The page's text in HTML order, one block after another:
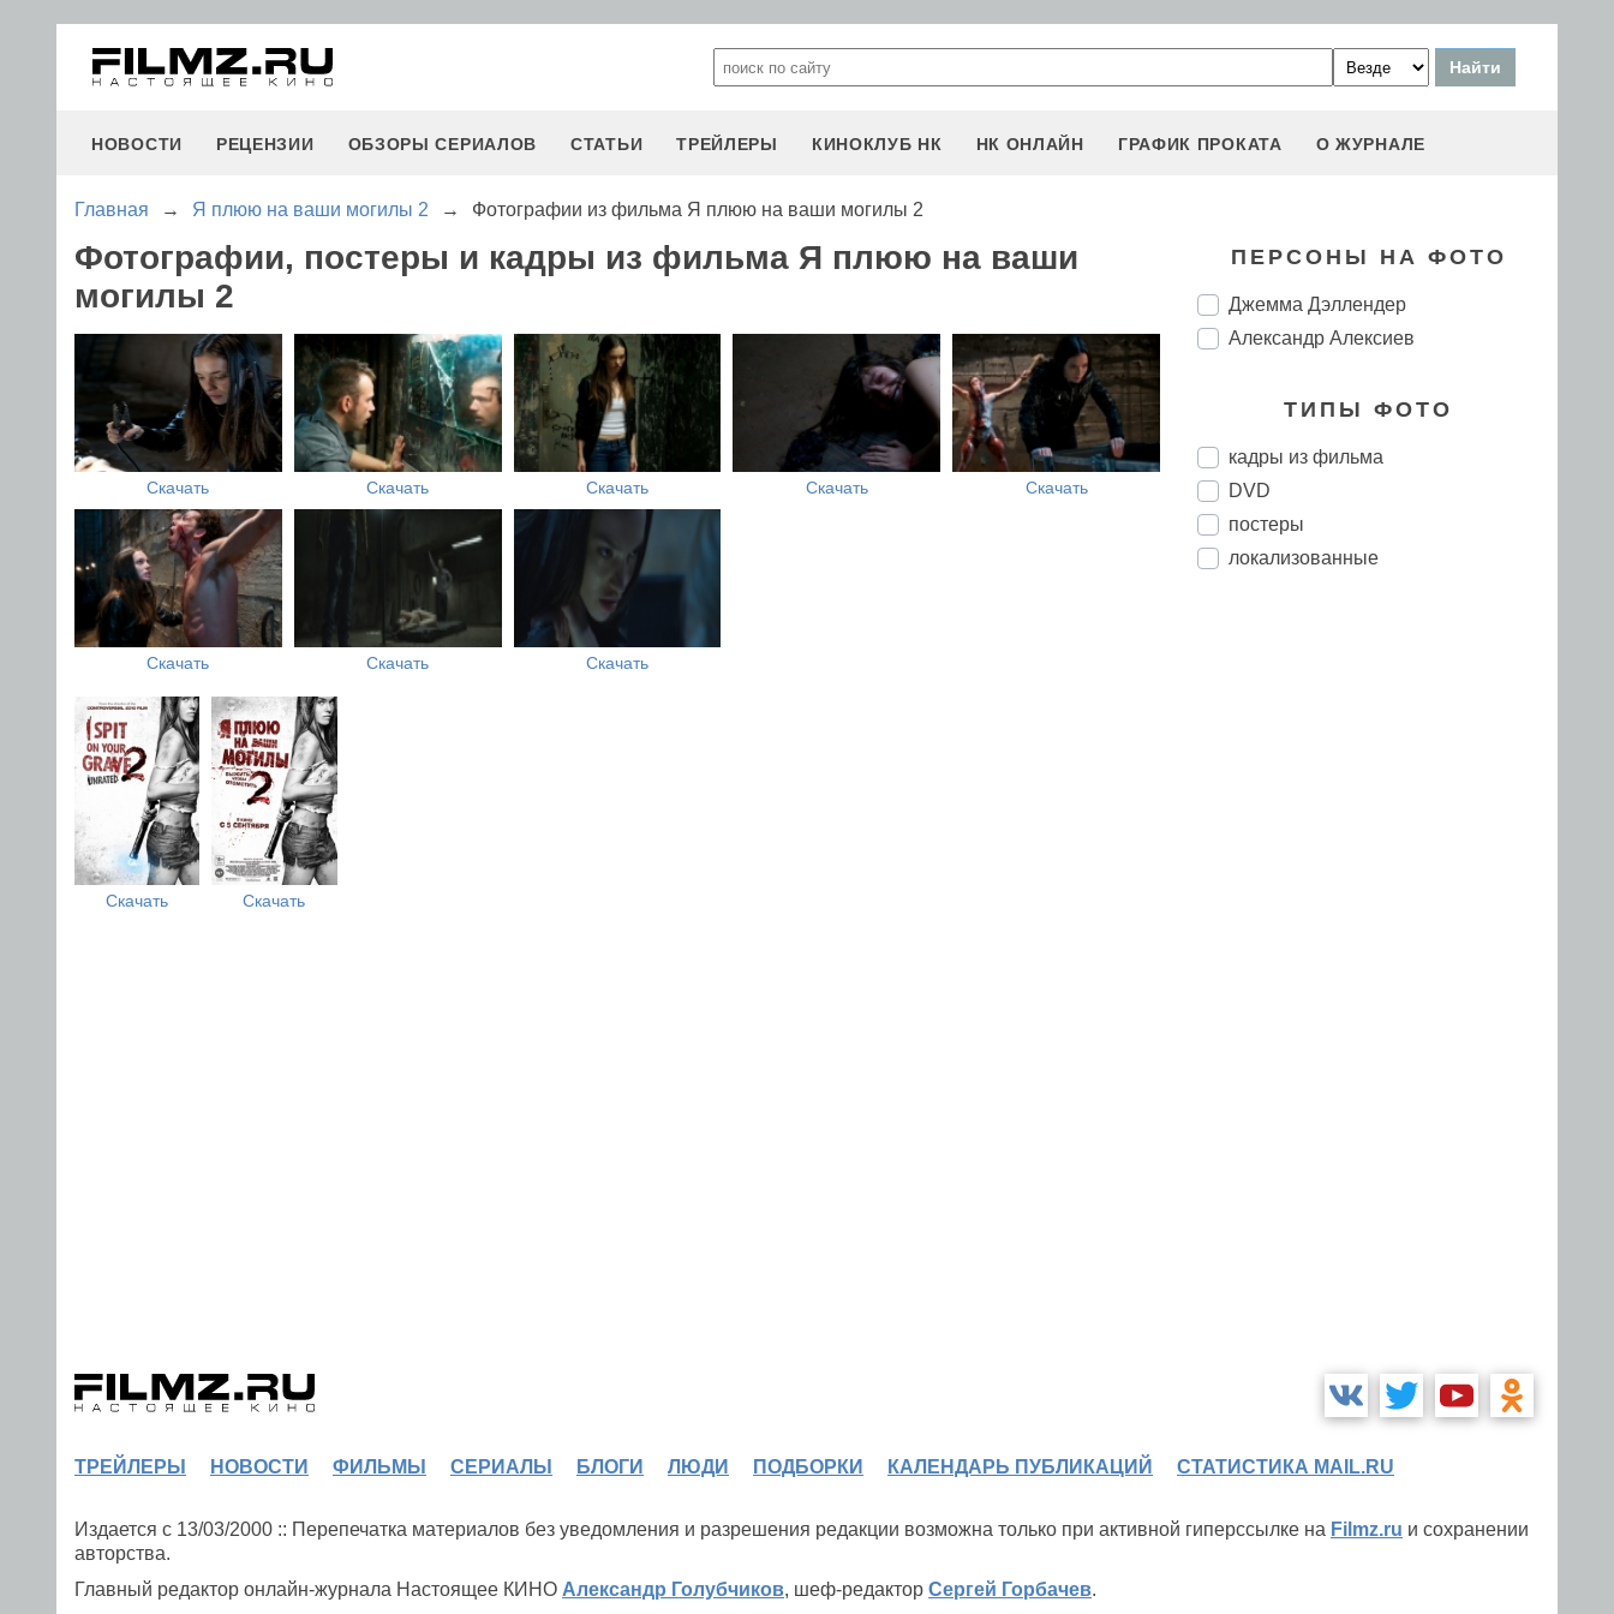
НОВОСТИ РЕЦЕНЗИИ ОБЗОРЫ СЕРИАЛОВ СТАТЬИ ТРЕЙЛЕРЫ КИНОКЛУБ НК НК ОНЛАЙН ГРАФИК ПРОКАТА О ЖУРНАЛЕ
Главная → Я плюю на ваши могилы 2 → Фотографии из фильма Я плюю на ваши могилы 2
Фотографии, постеры и кадры из фильма Я плюю на ваши
могилы 2
Скачать Скачать Скачать Скачать Скачать
Скачать Скачать Скачать
Скачать Скачать
ПЕРСОНЫ НА ФОТО
Джемма Дэллендер
Александр Алексиев
ТИПЫ ФОТО
кадры из фильма
DVD
постеры
локализованные
ТРЕЙЛЕРЫ НОВОСТИ ФИЛЬМЫ СЕРИАЛЫ БЛОГИ ЛЮДИ ПОДБОРКИ КАЛЕНДАРЬ ПУБЛИКАЦИЙ СТАТИСТИКА MAIL.RU
Издается с 13/03/2000 :: Перепечатка материалов без уведомления и разрешения редакции возможна только при активной гиперссылке на Filmz.ru и сохранении
авторства.
Главный редактор онлайн-журнала Настоящее КИНО Александр Голубчиков, шеф-редактор Сергей Горбачев.